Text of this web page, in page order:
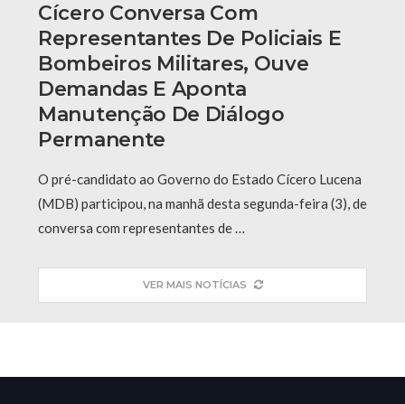
Cícero Conversa Com
Representantes De Policiais E
Bombeiros Militares, Ouve
Demandas E Aponta
Manutenção De Diálogo
Permanente
O pré-candidato ao Governo do Estado Cícero Lucena
(MDB) participou, na manhã desta segunda-feira (3), de
conversa com representantes de …
VER MAIS NOTÍCIAS